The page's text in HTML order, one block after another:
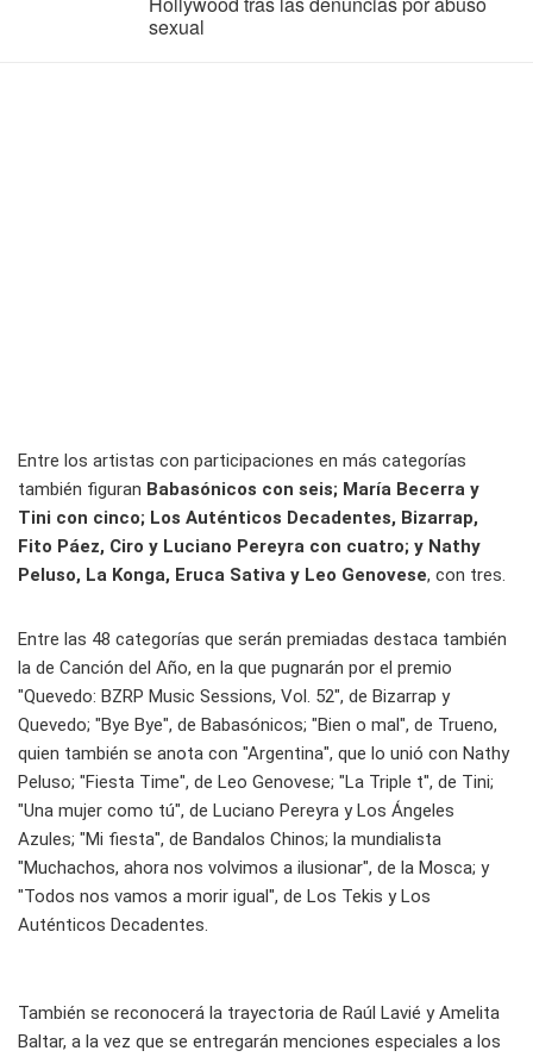
sexual
Entre los artistas con participaciones en más categorías
también figuran Babasónicos con seis; María Becerra y
Tini con cinco; Los Auténticos Decadentes, Bizarrap,
Fito Páez, Ciro y Luciano Pereyra con cuatro; y Nathy
Peluso, La Konga, Eruca Sativa y Leo Genovese, con tres.
Entre las 48 categorías que serán premiadas destaca también
la de Canción del Año, en la que pugnarán por el premio
"Quevedo: BZRP Music Sessions, Vol. 52", de Bizarrap y
Quevedo; "Bye Bye", de Babasónicos; "Bien o mal", de Trueno,
quien también se anota con "Argentina", que lo unió con Nathy
Peluso; "Fiesta Time", de Leo Genovese; "La Triple t", de Tini;
"Una mujer como tú", de Luciano Pereyra y Los Ángeles
Azules; "Mi fiesta", de Bandalos Chinos; la mundialista
"Muchachos, ahora nos volvimos a ilusionar", de la Mosca; y
"Todos nos vamos a morir igual", de Los Tekis y Los
Auténticos Decadentes.
También se reconocerá la trayectoria de Raúl Lavié y Amelita
Baltar, a la vez que se entregarán menciones especiales a los